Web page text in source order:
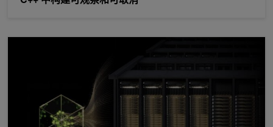
在 NVIDIA GB300 NVL72 上进行 MoE 预训练创下世界纪录